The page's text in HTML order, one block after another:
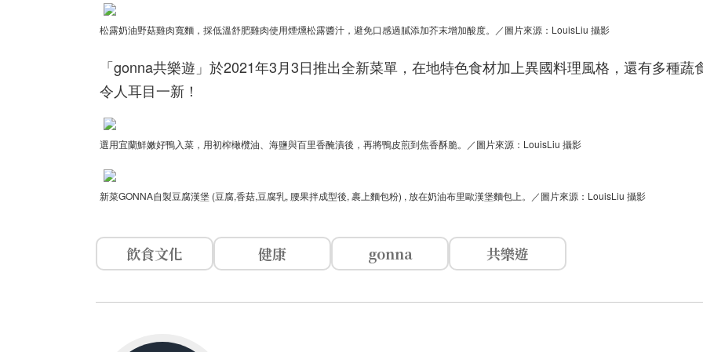
松露奶油野菇雞肉寬麵，採低溫舒肥雞肉使用煙燻松露醬汁，避免口感過膩添加芥末增加酸度。／圖片來源：LouisLiu 攝影
「gonna共樂遊」於2021年3月3日推出全新菜單，在地特色食材加上異國料理風格，還有多種蔬
令人耳目一新！
選用宜蘭鮮嫩好鴨入菜，用初榨橄欖油、海鹽與百里香醃漬後，再將鴨皮煎到焦香酥脆。／圖片來源：LouisLiu 攝影
新菜GONNA自製豆腐漢堡 (豆腐,香菇,豆腐乳, 腰果拌成型後, 裹上麵包粉) , 放在奶油布里歐漢堡麵包上。／圖片來源：LouisLiu 攝影
飲食文化 健康 gonna 共樂遊